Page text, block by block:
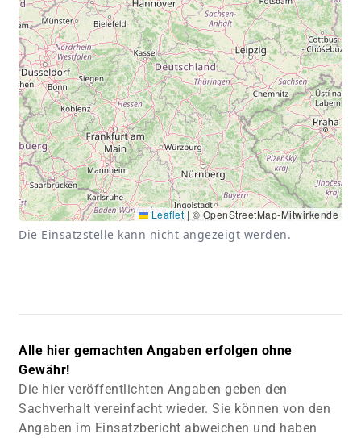
Leaflet | © OpenStreetMap-Mitwirkende
Die Einsatzstelle kann nicht angezeigt werden.
Alle hier gemachten Angaben erfolgen ohne
Gewähr!
Die hier veröffentlichten Angaben geben den
Sachverhalt vereinfacht wieder. Sie können von den
Angaben im Einsatzbericht abweichen und haben